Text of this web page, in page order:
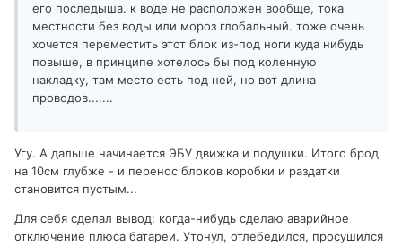
его последыша. к воде не расположен вообще, тока
местности без воды или мороз глобальный. тоже очень
хочется переместить этот блок из-под ноги куда нибудь
повыше, в принципе хотелось бы под коленную
накладку, там место есть под ней, но вот длина
проводов.......
Угу. А дальше начинается ЭБУ движка и подушки. Итого брод
на 10см глубже - и перенос блоков коробки и раздатки
становится пустым...
Для себя сделал вывод: когда-нибудь сделаю аварийное
отключение плюса батареи. Утонул, отлебедился, просушился